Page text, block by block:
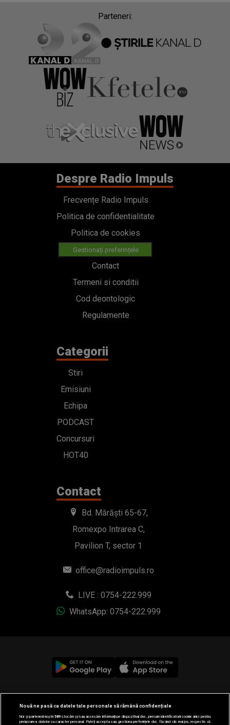
Parteneri:
Despre Radio Impuls
Frecvențe Radio Impuls
Politica de confidentialitate
Politica de cookies
Gestionați preferințele
Contact
Termeni si conditii
Cod deontologic
Regulamente
Categorii
Stiri
Emisiuni
Echipa
PODCAST
Concursuri
HOT40
Contact
Bd. Mărăști 65-67,
Romexpo Intrarea C,
Pavilion T, sector 1
office@radioimpuls.ro
LIVE : 0754-222.999
WhatsApp: 0754-222.999
© 2019-2026 DOGAN MEDIA INTERNATIONAL SA, Toate
drepturile rezervate.
Nouă ne pasă ca datele tale personale să rămână confidențiale
Noi și partenerii noștri589stocăm și/sau accesăm informații pe dispozitivul dvs., precum identificatorii cookie unici pentru
prelucrarea datelor cu caracter personal. Puteți accepta sau gestiona preferințele dvs. făcând clic mai jos, respectiv vă